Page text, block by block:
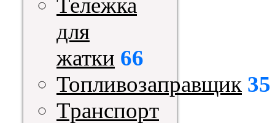
для
жатки 66
Топливозаправщик 35
Транспорт